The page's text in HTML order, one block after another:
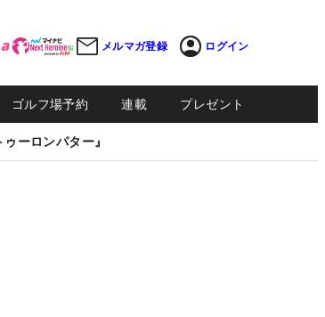
メルマガ登録 ログイン
ゴルフ場予約 連載 プレゼント
ーロンパター』